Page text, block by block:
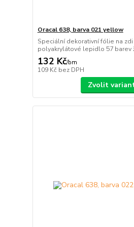
Oracal 638, barva 021 yellow
Speciální dekorativní fólie na
polyakrylátové lepidlo 57 barev
132 Kč/bm
109 Kč bez DPH
Zvolit